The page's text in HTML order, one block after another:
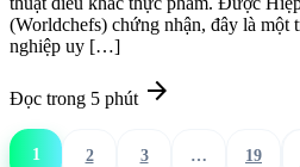
(Worldchefs) chứng nhận, đây là một
nghiệp uy […]
Đọc trong 5 phút arrow_forward
1 2 3 … 19